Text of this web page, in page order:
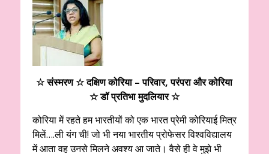
☆ संस्मरण ☆ दक्षिण कोरिया – परिवार, परंपरा और कोरिया
☆ डॉ प्रतिभा मुदलियार ☆
कोरिया में रहते हम भारतीयों को एक भारत प्रेमी कोरियाई मित्र
मिलें….ली यंग ची! जो भी नया भारतीय प्रोफेसर विश्वविद्यालय
में आता वह उनसे मिलने अवश्य आ जाते। वैसे ही वे मुझे भी